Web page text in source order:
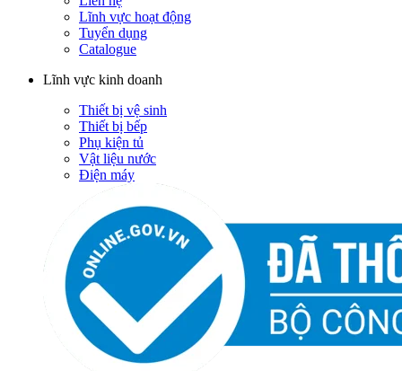
Lĩnh vực hoạt động
Tuyển dụng
Catalogue
Lĩnh vực kinh doanh
Thiết bị vệ sinh
Thiết bị bếp
Phụ kiện tủ
Vật liệu nước
Điện máy